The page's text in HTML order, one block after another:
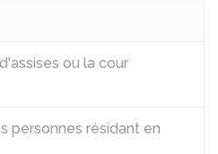
ou la cour
personnes résidant en